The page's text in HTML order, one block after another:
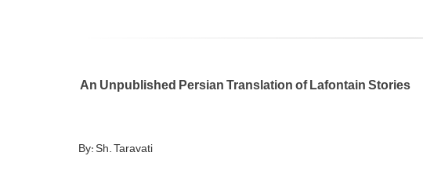
An Unpublished Persian Translation of Lafontain Stories
By: Sh. Taravati